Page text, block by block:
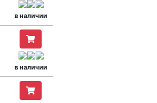
в наличии
в наличии